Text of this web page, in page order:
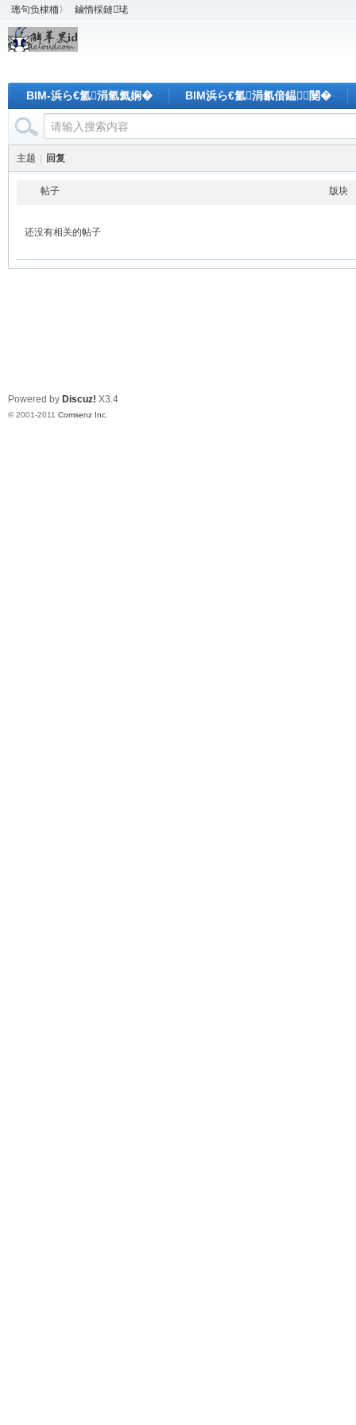
璁句负棣栭〉 鏀惰棌鏈珯
BIM-浜ら€氳涓氫氦娴� BIM浜ら€氳涓氱偣鎾闄�
主题 回复
帖子 版块
还没有相关的帖子
Powered by Discuz! X3.4
© 2001-2011 Comsenz Inc.